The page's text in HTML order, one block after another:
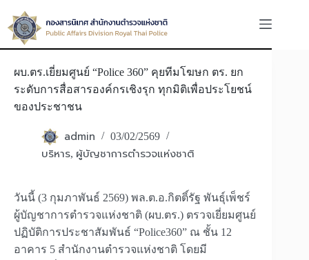
to
content
ผบ.ตร.เยี่ยมศูนย์ “Police 360” คุยทีมโฆษก ตร. ยก
ระดับการสื่อสารองค์กรเชิงรุก ทุกมิติเพื่อประโยชน์
ของประชาชน
admin 03/02/2569
บริหาร, ผู้บัญชาการตำรวจแห่งชาติ
วันนี้ (3 กุมภาพันธ์ 2569) พล.ต.อ.กิตติ์รัฐ พันธุ์เพ็ชร์
ผู้บัญชาการตำรวจแห่งชาติ (ผบ.ตร.) ตรวจเยี่ยมศูนย์
ปฏิบัติการประชาสัมพันธ์ “Police360” ณ ชั้น 12
อาคาร 5 สำนักงานตำรวจแห่งชาติ โดยมี